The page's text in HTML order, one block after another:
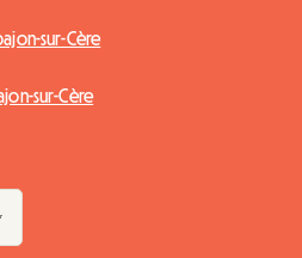
sur-Cère
sur-Cère